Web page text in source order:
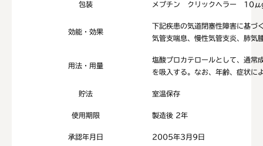
包装 メプチン クリックヘラー
効能・効果
下記疾患の気道閉塞性障害に基づ
気管支喘息、慢性気管支炎、肺気
用法・用量
塩酸プロカテロールとして、通
を吸入する。なお、年齢、症状に
貯法 室温保存
使用期限 製造後 2年
承認年月日 2005年3月9日